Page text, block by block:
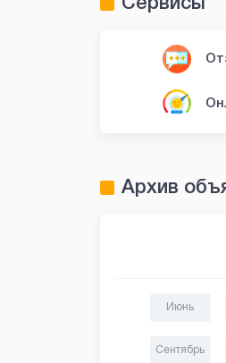
Сервисы
Архив
Июнь
Сентябрь